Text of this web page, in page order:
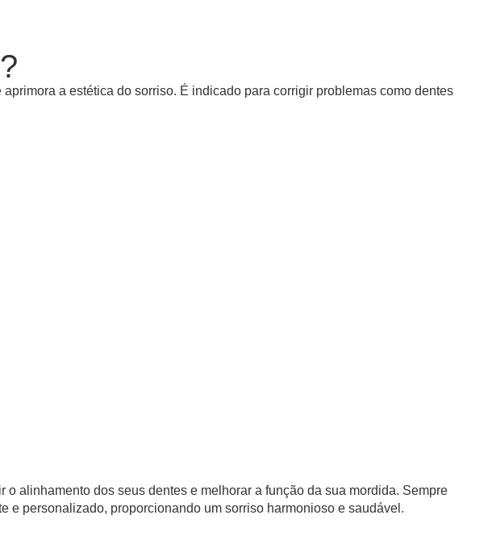
a estética do sorriso. É indicado para corrigir problemas como dentes
alinhamento dos seus dentes e melhorar a função da sua mordida. Sempre
e personalizado, proporcionando um sorriso harmonioso e saudável.